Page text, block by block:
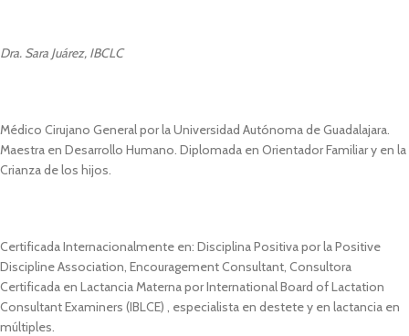
Dra. Sara Juárez, IBCLC
Médico Cirujano General por la Universidad Autónoma de Guadalajara.
Maestra en Desarrollo Humano. Diplomada en Orientador Familiar y en la
Crianza de los hijos.
Certificada Internacionalmente en: Disciplina Positiva por la Positive
Discipline Association, Encouragement Consultant, Consultora
Certificada en Lactancia Materna por International Board of Lactation
Consultant Examiners (IBLCE) , especialista en destete y en lactancia en
múltiples.